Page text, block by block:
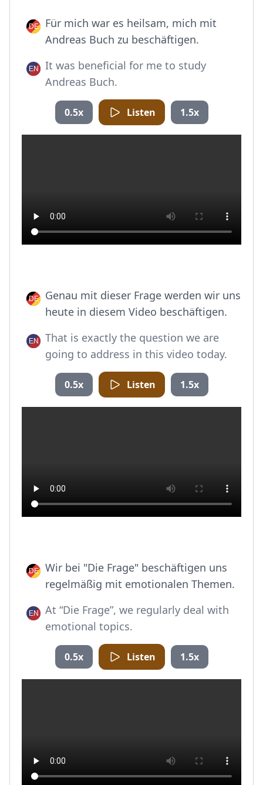
Für mich war es heilsam, mich mit
Andreas Buch zu beschäftigen.
It was beneficial for me to study
Andreas Buch.
0.5x Listen 1.5x
Genau mit dieser Frage werden wir uns
heute in diesem Video beschäftigen.
That is exactly the question we are
going to address in this video today.
0.5x Listen 1.5x
Wir bei "Die Frage" beschäftigen uns
regelmäßig mit emotionalen Themen.
At “Die Frage”, we regularly deal with
emotional topics.
0.5x Listen 1.5x